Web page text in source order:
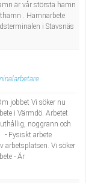
är vår största hamn
. Hamnarbete
i Stavsnäs
jobbet Vi söker nu
i Värmdö. Arbetet
noggrann och
- Fysiskt arbete
arbetsplatsen. Vi söker
- Är